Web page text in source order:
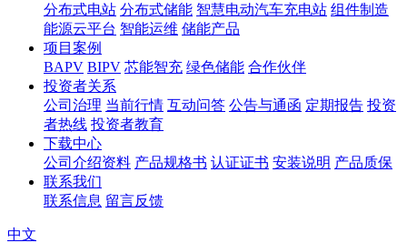
分布式电站 分布式储能 智慧电动汽车充电站 组件制造
能源云平台 智能运维 储能产品
项目案例
BAPV BIPV 芯能智充 绿色储能 合作伙伴
投资者关系
公司治理 当前行情 互动问答 公告与通函 定期报告 投资
者热线 投资者教育
下载中心
公司介绍资料 产品规格书 认证证书 安装说明 产品质保
联系我们
联系信息 留言反馈
中文